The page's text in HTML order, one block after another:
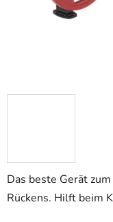
Das beste Gerät
Rückens. Hilft beim